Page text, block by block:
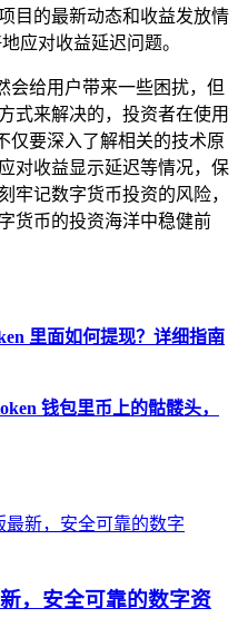
目的最新动态和收益发放情
应对收益延迟问题。
会给用户带来一些困扰，但
式来解决的，投资者在使用
仅要深入了解相关的技术原
对收益显示延迟等情况，保
牢记数字货币投资的风险，
货币的投资海洋中稳健前
里面如何提现？详细指南
钱包里币上的骷髅头，
，安全可靠的数字资